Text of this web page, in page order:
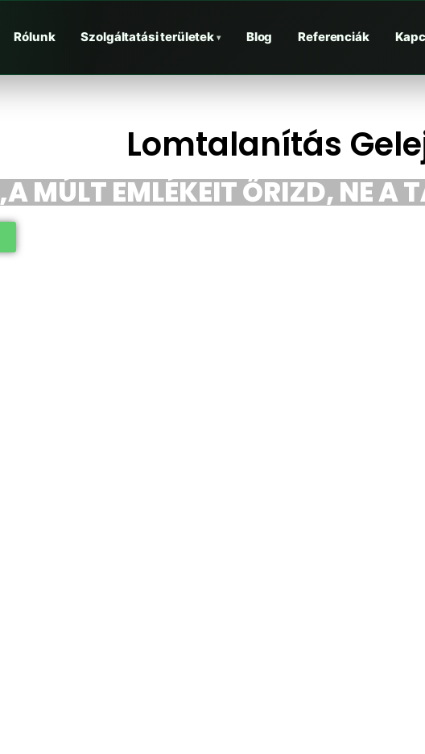
Rólunk Szolgáltatási területek ▾ Blog Referenciák
Lomtalanítás
MÚLT EMLÉKEIT ŐRIZD, NE A